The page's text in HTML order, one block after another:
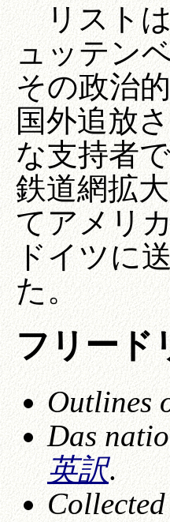
リストは
ュッテン
その政治
国外追放
な支持者
鉄道網拡
てアメリ
ドイツに
た。
フリード
Outlines
Das
英訳.